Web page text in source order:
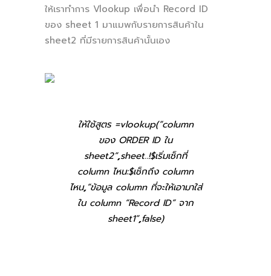
ให้เราทำการ Vlookup เพื่อนำ Record ID
ของ sheet 1 มาแมพกับรายการสินค้าใน
sheet2 ที่มีรายการสินค้านั้นเอง
ให้ใช้สูตร =vlookup(“column
ของ ORDER ID ใน
sheet2”,sheet..!$เริ่มเช็กที่
column ไหน:$เช็กถึง column
ไหน,”ข้อมูล column ที่จะให้เอามาใส่
ใน column “Record ID” จาก
sheet1”,false)